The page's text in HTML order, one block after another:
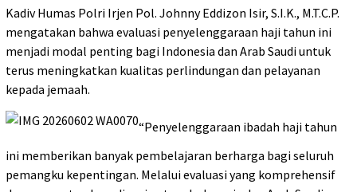
Kadiv Humas Polri Irjen Pol. Johnny Eddizon Isir, S.I.K., M.T.C.P.
mengatakan bahwa evaluasi penyelenggaraan haji tahun ini
menjadi modal penting bagi Indonesia dan Arab Saudi untuk
terus meningkatkan kualitas perlindungan dan pelayanan
kepada jemaah.
“Penyelenggaraan ibadah haji tahun
ini memberikan banyak pembelajaran berharga bagi seluruh
pemangku kepentingan. Melalui evaluasi yang komprehensif